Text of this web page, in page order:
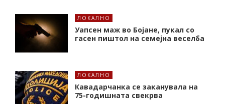
ЛОКАЛНО
Уапсен маж во Бојане, пукал со
гасен пиштол на семејна веселба
ЛОКАЛНО
Кавадарчанка се заканувала на
75-годишната свекрва